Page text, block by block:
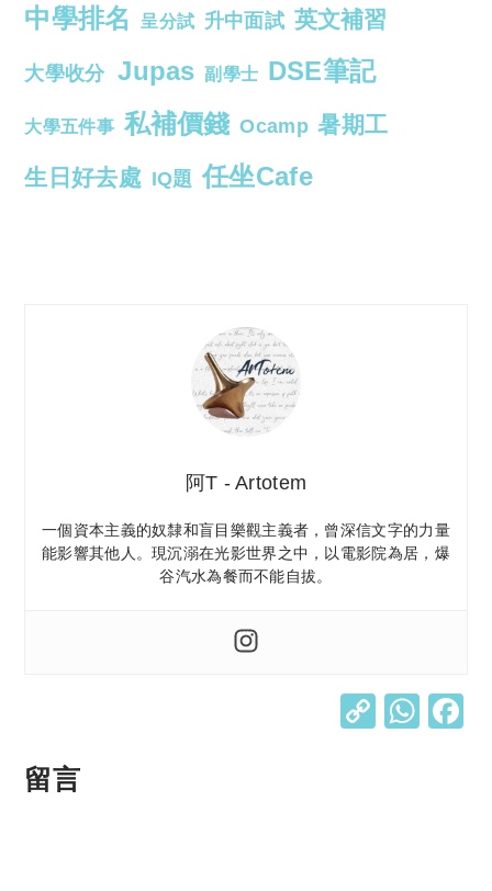
中學排名 呈分試 升中面試 英文補習
大學收分 Jupas 副學士 DSE筆記
大學五件事 私補價錢 Ocamp 暑期工
生日好去處 IQ題 任坐Cafe
阿T - Artotem
一個資本主義的奴隸和盲目樂觀主義者，曾深信文字的力量
能影響其他人。現沉溺在光影世界之中，以電影院為居，爆
谷汽水為餐而不能自拔。
C W
留言